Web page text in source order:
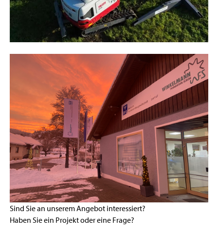
Sind Sie an unserem Angebot interessiert?
Haben Sie ein Projekt oder eine Frage?